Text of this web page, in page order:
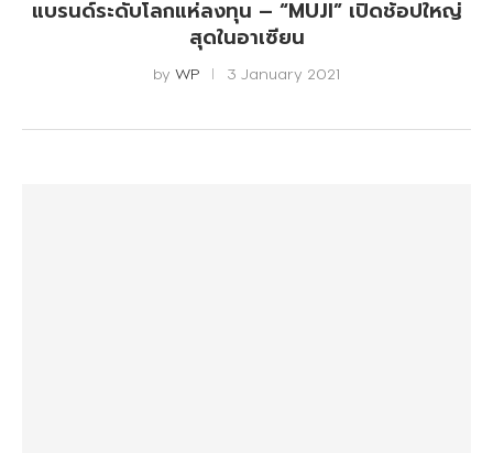
แบรนด์ระดับโลกแห่ลงทุน – “MUJI” เปิดช้อปใหญ่
สุดในอาเซียน
by WP 3 January 2021